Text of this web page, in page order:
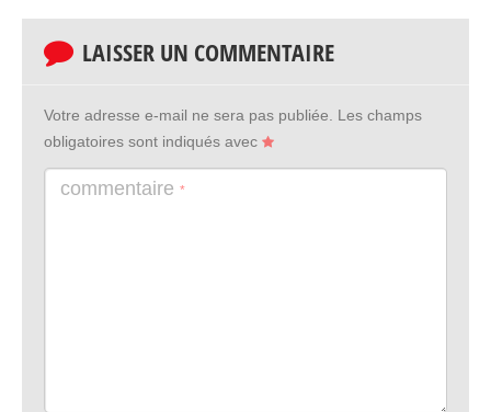
LAISSER UN COMMENTAIRE
Votre adresse e-mail ne sera pas publiée.
Les champs
obligatoires sont indiqués avec
commentaire *